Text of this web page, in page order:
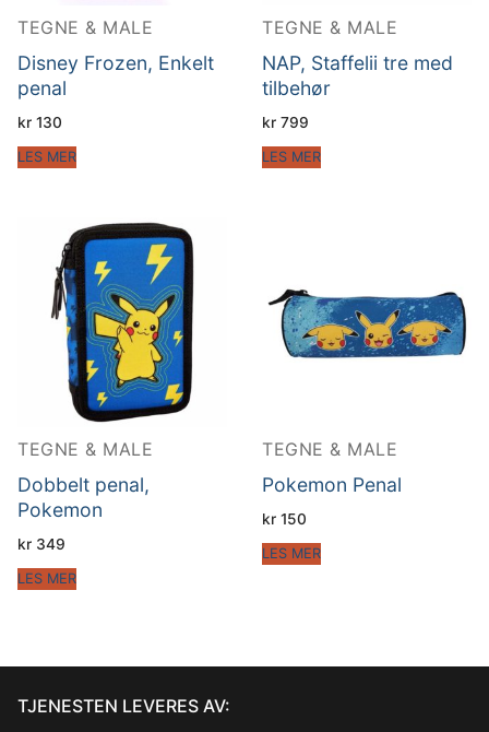
TEGNE & MALE
Disney Frozen, Enkelt
penal
kr 130
LES MER
TEGNE & MALE
NAP, Staffelii tre med
tilbehør
kr 799
LES MER
TEGNE & MALE
Dobbelt penal,
Pokemon
kr 349
LES MER
TEGNE & MALE
Pokemon Penal
kr 150
LES MER
TJENESTEN LEVERES AV: